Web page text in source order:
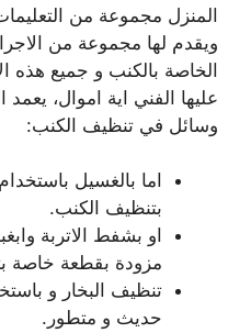
المنزل مجموعة من
ويقدم لها مجموعة من
الخاصة بالكنب و جميع هذه
عليها الفني اية اموال،
وسائل في تنظيف الكنب:
اما بالغسيل
بتنظيف الكنب.
او بشفط الاتربة
مزودة بقطعة خاصة
تنظيف البخار و
حديث و متطور.